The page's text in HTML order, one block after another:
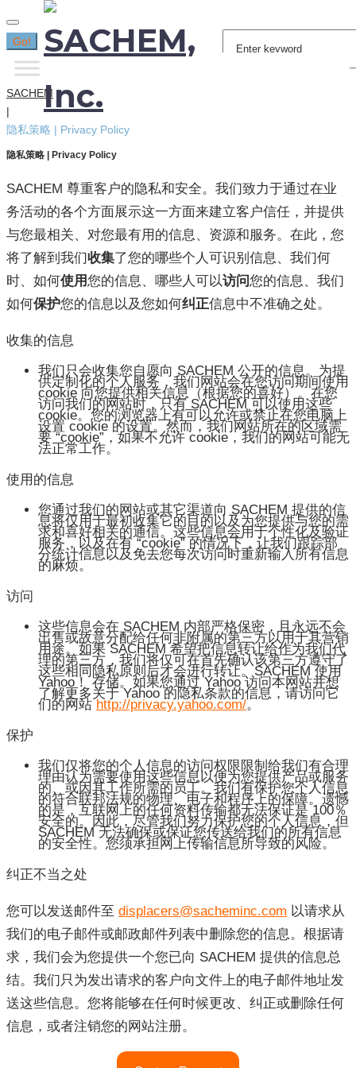
Search
for:
Go!
SACHEM
|
隐私策略 | Privacy Policy
隐私策略 | Privacy Policy
SACHEM 尊重客户的隐私和安全。我们致力于通过在业
务活动的各个方面展示这一方面来建立客户信任，并提供
与您最相关、对您最有用的信息、资源和服务。在此，您
将了解到我们收集了您的哪些个人可识别信息、我们何
时、如何使用您的信息、哪些人可以访问您的信息、我们
如何保护您的信息以及您如何纠正信息中不准确之处。
收集的信息
我们只会收集您自愿向 SACHEM 公开的信息。为提
供定制化的个人服务，我们网站会在您访问期间使用
cookie 向您提供相关信息（根据您的喜好）。在您
访问我们的网站时，只有 SACHEM 可以使用这些
cookie。您的浏览器上有可以允许或禁止在您电脑上
设置 cookie 的设置。然而，我们网站所在的区域需
要 “cookie”，如果不允许 cookie，我们的网站可能无
法正常工作。
使用的信息
您通过我们的网站或其它渠道向 SACHEM 提供的信
息将仅用于最初收集它的目的以及为您提供与您的需
求和喜好相关的通信。这些信息会用于个性化及验证
服务，以及在有 “cookie” 的情况下，让我们跟踪部
分统计信息以及免去您每次访问时重新输入所有信息
的麻烦。
访问
这些信息会在 SACHEM 内部严格保密，且永远不会
出售或故意分配给任何非附属的第三方以用于其营销
用途。如果 SACHEM 希望把信息转让给作为我们代
理的第三方，我们将仅可在首先确认该第三方遵守了
这些相同隐私原则后才会进行转让。SACHEM 使用
Yahoo！ 存储。如果您通过 Yahoo 访问本网站并想
了解更多关于 Yahoo 的隐私条款的信息，请访问它
们的网站http://privacy.yahoo.com/。
保护
我们仅将您的个人信息的访问权限限制给我们有合理
理由认为需要使用这些信息以便为您提供产品或服务
的、或因其工作所需的员工。我们有保护您个人信息
的符合联邦法规的物理、电子和程序上的保障。遗憾
的是，互联网上的任何资料传输都无法保证是 100％
安全的。因此，尽管我们努力保护您的个人信息，但
SACHEM 无法确保或保证您传送给我们的所有信息
的安全性。您须承担网上传输信息所导致的风险。
纠正不当之处
您可以发送邮件至 displacers@sacheminc.com 以请求从
我们的电子邮件或邮政邮件列表中删除您的信息。根据请
求，我们会为您提供一个您已向 SACHEM 提供的信息总
结。我们只为发出请求的客户向文件上的电子邮件地址发
送这些信息。您将能够在任何时候更改、纠正或删除任何
信息，或者注销您的网站注册。